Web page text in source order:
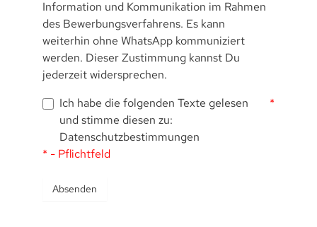
Information und Kommunikation im Rahmen
des Bewerbungsverfahrens. Es kann
weiterhin ohne WhatsApp kommuniziert
werden. Dieser Zustimmung kannst Du
jederzeit widersprechen.
*
Ich habe die folgenden Texte gelesen
und stimme diesen zu:
Datenschutzbestimmungen
* - Pflichtfeld
Absenden